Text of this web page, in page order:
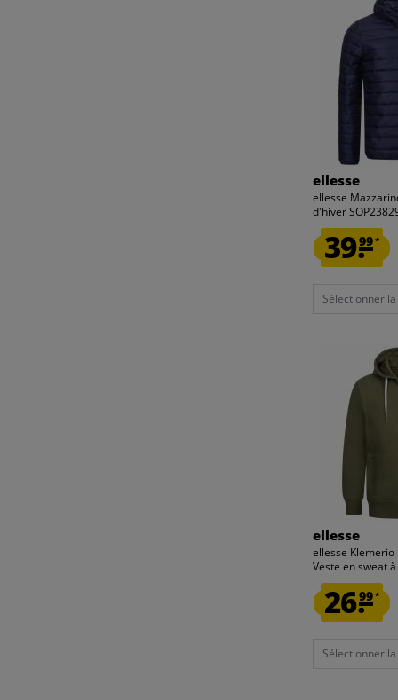
ellesse
ellesse
d'hiver
39.99*
Sélectionner
ellesse
ellesse Klemerio
Veste en sweat
26.99*
Sélectionner